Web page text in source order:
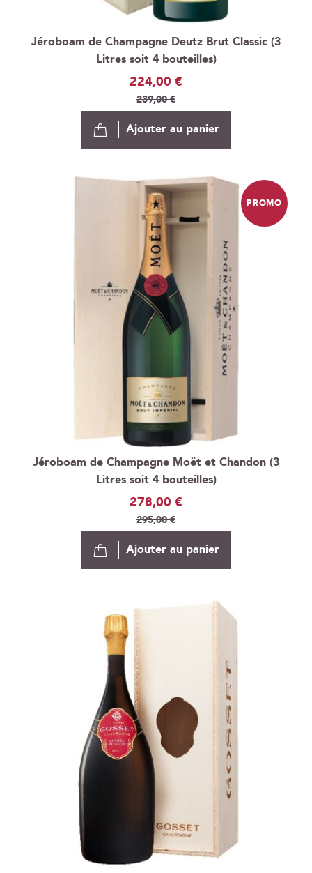
Jéroboam de Champagne Deutz Brut Classic (3
Litres soit 4 bouteilles)
Prix
Spécial
224,00 €
239,00 €
Ajouter au panier
Jéroboam de Champagne Moët et Chandon (3
Litres soit 4 bouteilles)
Prix
Spécial
278,00 €
295,00 €
PROMO
Ajouter au panier